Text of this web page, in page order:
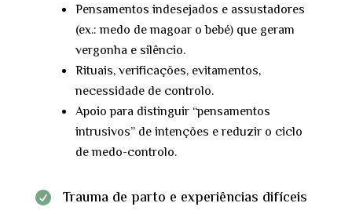
Pensamentos indesejados e assustadores
(ex.: medo de magoar o bebé) que geram
vergonha e silêncio.
Rituais, verificações, evitamentos,
necessidade de controlo.
Apoio para distinguir “pensamentos
intrusivos” de intenções e reduzir o ciclo
de medo-controlo.
 Trauma de parto e experiências difíceis